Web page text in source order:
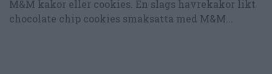
M&M kakor eller cookies. En slags havrekakor likt
chocolate chip cookies smaksatta med M&M...